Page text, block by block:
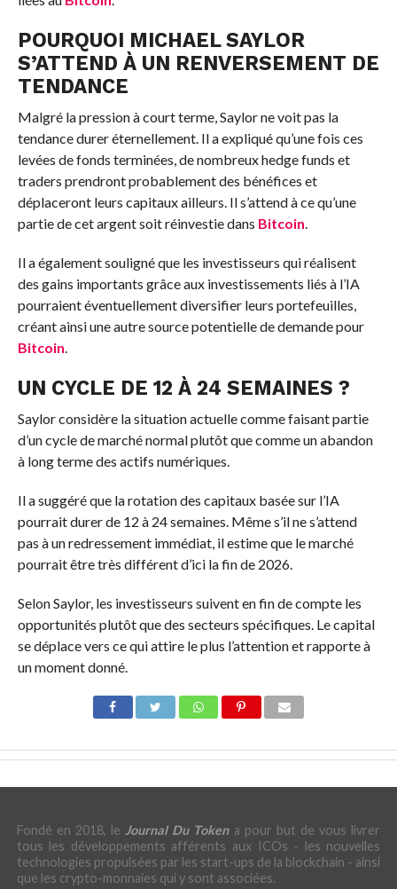
POURQUOI MICHAEL SAYLOR
S’ATTEND À UN RENVERSEMENT DE
TENDANCE
Malgré la pression à court terme, Saylor ne voit pas la
tendance durer éternellement. Il a expliqué qu’une fois ces
levées de fonds terminées, de nombreux hedge funds et
traders prendront probablement des bénéfices et
déplaceront leurs capitaux ailleurs. Il s’attend à ce qu’une
partie de cet argent soit réinvestie dans Bitcoin.
Il a également souligné que les investisseurs qui réalisent
des gains importants grâce aux investissements liés à l’IA
pourraient éventuellement diversifier leurs portefeuilles,
créant ainsi une autre source potentielle de demande pour
Bitcoin.
UN CYCLE DE 12 À 24 SEMAINES ?
Saylor considère la situation actuelle comme faisant partie
d’un cycle de marché normal plutôt que comme un abandon
à long terme des actifs numériques.
Il a suggéré que la rotation des capitaux basée sur l’IA
pourrait durer de 12 à 24 semaines. Même s’il ne s’attend
pas à un redressement immédiat, il estime que le marché
pourrait être très différent d’ici la fin de 2026.
Selon Saylor, les investisseurs suivent en fin de compte les
opportunités plutôt que des secteurs spécifiques. Le capital
se déplace vers ce qui attire le plus l’attention et rapporte à
un moment donné.
Fondé en 2018, le Journal Du Tokena pour but de vous livrer
tous les développements afférents aux ICOs - les nouvelles
technologies propulsées par les start-ups de la blockchain - ainsi
que les crypto-monnaies qui y sont associées.